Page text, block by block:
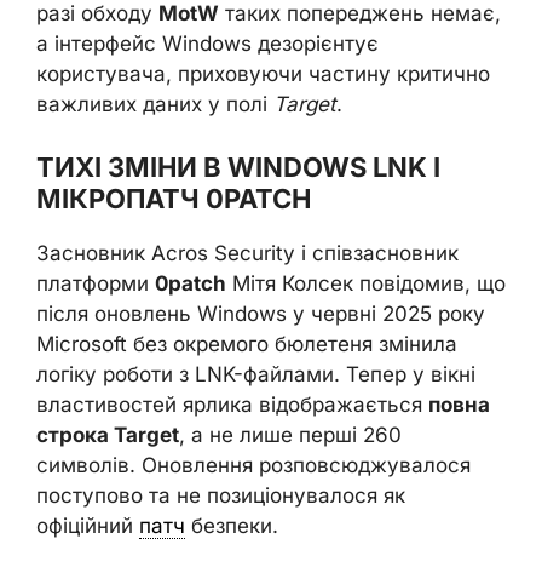
разі обходу MotW таких попереджень немає,
а інтерфейс Windows дезорієнтує
користувача, приховуючи частину критично
важливих даних у полі Target.
ТИХІ ЗМІНИ В WINDOWS LNK І
МІКРОПАТЧ 0PATCH
Засновник Acros Security і співзасновник
платформи 0patch Мітя Колсек повідомив, що
після оновлень Windows у червні 2025 року
Microsoft без окремого бюлетеня змінила
логіку роботи з LNK-файлами. Тепер у вікні
властивостей ярлика відображається повна
строка Target, а не лише перші 260
символів. Оновлення розповсюджувалося
поступово та не позиціонувалося як
офіційний патч безпеки.